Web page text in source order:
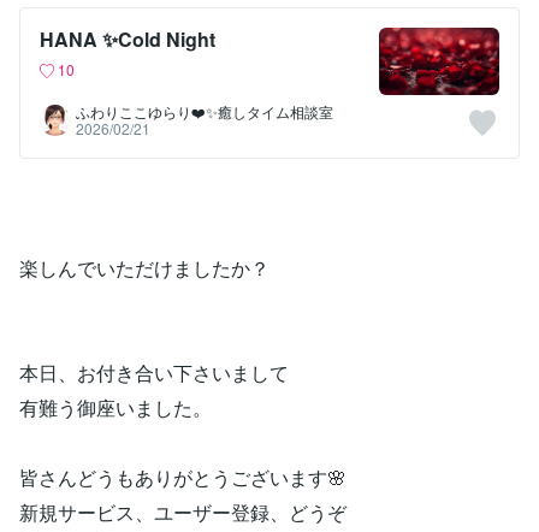
HANA ✨Cold Night
10
ふわりここゆらり❤️✨癒しタイム相談室
2026/02/21
楽しんでいただけましたか？
本日、お付き合い下さいまして
有難う御座いました。
皆さんどうもありがとうございます🌸
新規サービス、ユーザー登録、どうぞ